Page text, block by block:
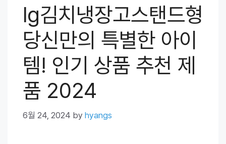
lg김치냉장고스탠드형
당신만의 특별한 아이
템! 인기 상품 추천 제
품 2024
6월 24, 2024 by hyangs